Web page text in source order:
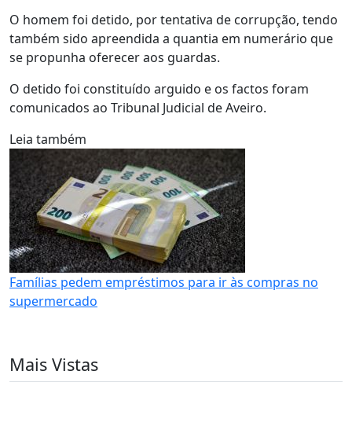
O homem foi detido, por tentativa de corrupção, tendo
também sido apreendida a quantia em numerário que
se propunha oferecer aos guardas.
O detido foi constituído arguido e os factos foram
comunicados ao Tribunal Judicial de Aveiro.
Leia também
Famílias pedem empréstimos para ir às compras no
supermercado
Mais Vistas